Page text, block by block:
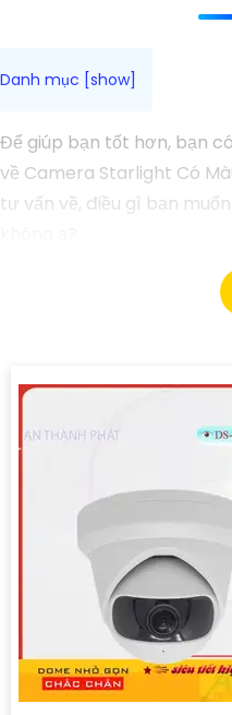
Để giúp bạn tốt hơn, bạn
về Camera Starlight Có
tư vấn về, điều gì bạn